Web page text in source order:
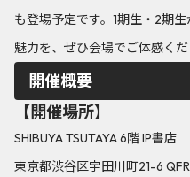
も登場予定です。1期生・2期
魅力を、ぜひ会場でご体感くだ
開催概要
【開催場所】
SHIBUYA TSUTAYA 6階 IP書店
東京都渋谷区宇田川町21-6